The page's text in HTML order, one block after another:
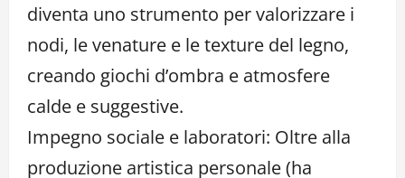
diventa uno strumento per valorizzare i
nodi, le venature e le texture del legno,
creando giochi d’ombra e atmosfere
calde e suggestive.
Impegno sociale e laboratori: Oltre alla
produzione artistica personale (ha